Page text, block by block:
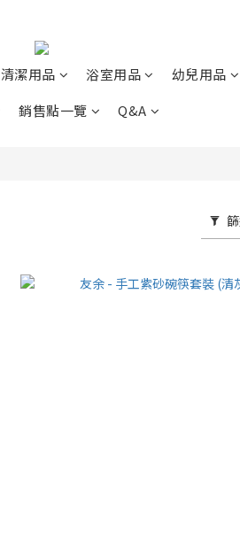
清潔用品 浴室用品
幼兒用品
銷售點一覽 Q&A